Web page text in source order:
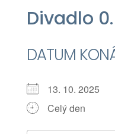
Divadlo
DATUM
13. 10. 2025
Celý den